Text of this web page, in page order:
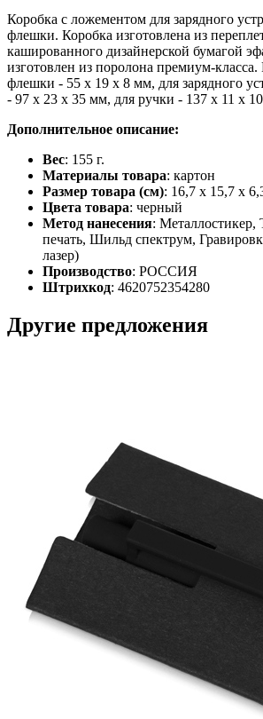
Коробка с ложементом для зарядного
флешки. Коробка изготовлена из
кашированного дизайнерской бумагой
изготовлен из поролона премиум-
флешки - 55 х 19 х 8 мм, для зарядного
- 97 х 23 х 35 мм, для ручки - 137 х 11 х
Дополнительное описание:
Вес: 155 г.
Материалы товара: картон
Размер товара (см): 16,7 х 15,7 х
Цвета товара: черный
Метод нанесения:
печать, Шильд спектрум,
лазер)
Производство: РОССИЯ
Штрихкод: 4620752354280
Другие предложения